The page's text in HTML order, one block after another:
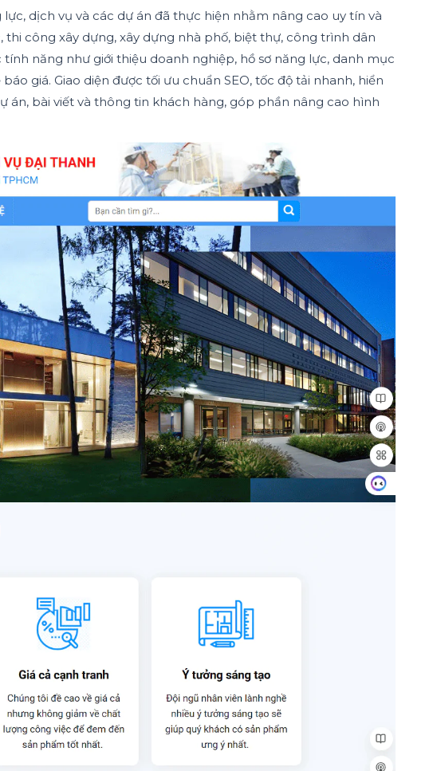
dịch vụ và các dự án đã thực hiện nhằm nâng cao uy tín và
công xây dựng, xây dựng nhà phố, biệt thự, công trình dân
năng như giới thiệu doanh nghiệp, hồ sơ năng lực, danh mục
giá. Giao diện được tối ưu chuẩn SEO, tốc độ tải nhanh, hiển
bài viết và thông tin khách hàng, góp phần nâng cao hình